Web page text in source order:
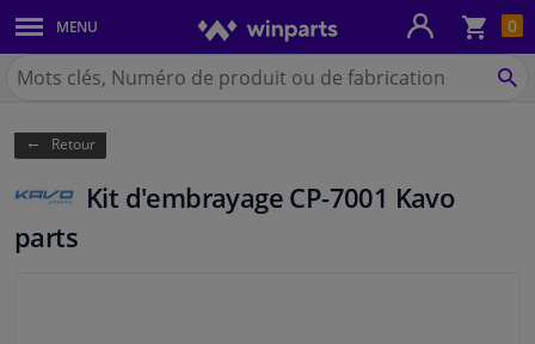
0
MENU
Carrosserie & tôles
Feux & ampoules
Freinage
Chercher
Winparts.be
Retour
Kit d'embrayage CP-7001 Kavo
parts